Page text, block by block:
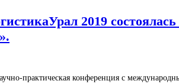
2019
практическая конференция с